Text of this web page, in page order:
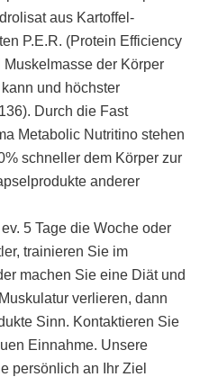
aus Kartoffel-
P.E.R. (Protein Efficiency
der Körper
und höchster
Durch die Fast
Metabolic Nutritino stehen
schneller dem Körper zur
anderer
5 Tage die Woche oder
trainieren Sie im
machen Sie eine Diät und
verlieren, dann
Sinn. Kontaktieren Sie
Einnahme. Unsere
persönlich an Ihr Ziel